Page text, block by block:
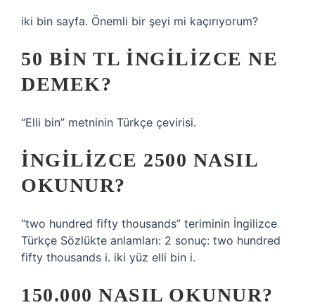
iki bin sayfa. Önemli bir şeyi mi kaçırıyorum?
50 BIN TL INGILIZCE NE
DEMEK?
“Elli bin” metninin Türkçe çevirisi.
İNGILIZCE 2500 NASIL
OKUNUR?
“two hundred fifty thousands” teriminin İngilizce
Türkçe Sözlükte anlamları: 2 sonuç: two hundred
fifty thousands i. iki yüz elli bin i.
150.000 NASIL OKUNUR?